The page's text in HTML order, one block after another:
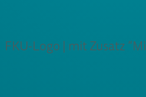
FKU-Logo | mit Zusatz